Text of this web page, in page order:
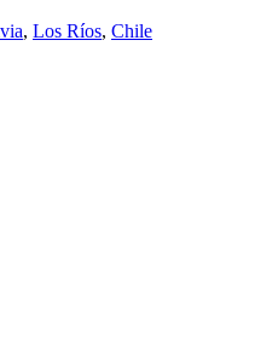
, Los Ríos, Chile